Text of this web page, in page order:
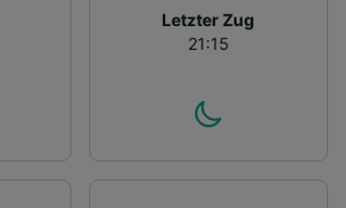
Letzter Zug
21:15